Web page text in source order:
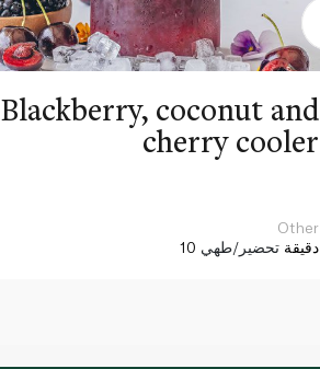
Blackberry, coconut and
cherry cooler
Other
10 دقيقة تحضير/طهي